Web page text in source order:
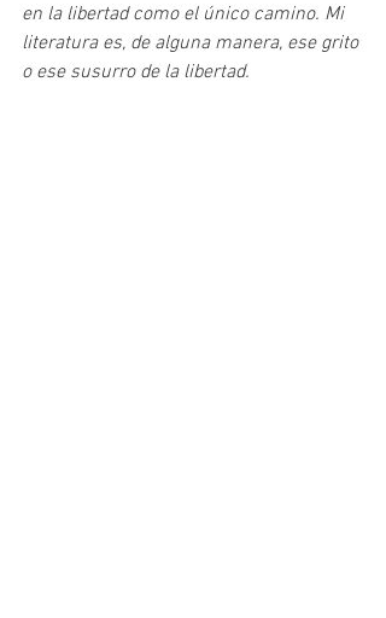
en la libertad como el único camino. Mi
literatura es, de alguna manera, ese grito
o ese susurro de la libertad.